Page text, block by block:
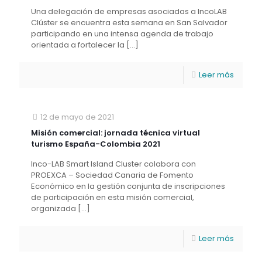
Una delegación de empresas asociadas a IncoLAB
Clúster se encuentra esta semana en San Salvador
participando en una intensa agenda de trabajo
orientada a fortalecer la […]
Leer más
12 de mayo de 2021
Misión comercial: jornada técnica virtual
turismo España-Colombia 2021
Inco-LAB Smart Island Cluster colabora con
PROEXCA – Sociedad Canaria de Fomento
Económico en la gestión conjunta de inscripciones
de participación en esta misión comercial,
organizada […]
Leer más